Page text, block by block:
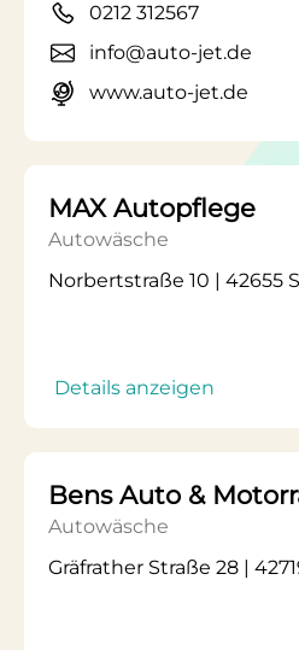
0212 312567
info@auto-jet.de
www.auto-jet.de
MAX Autopflege
Autowäsche
Norbertstraße 10 | 42655
Details anzeigen
Bens Auto &
Autowäsche
Gräfrather Straße 28 |